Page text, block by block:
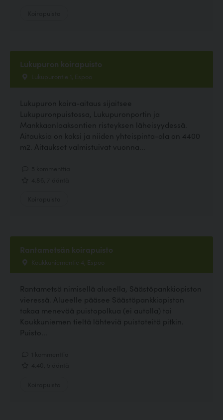
Lukupuron koirapuisto
Lukupurontie 1, Espoo
Lukupuron koira-aitaus sijaitsee
Lukupuronpuistossa, Lukupuronportin ja
Mankkaanlaaksontien risteyksen läheisyydessä.
Aitauksia on kaksi ja niiden yhteispinta-ala on 4400
m2. Aitaukset valmistuivat vuonna...
Rantametsän koirapuisto
Koukkuniementie 4, Espoo
Rantametsä nimisellä alueella, Säästöpankkiopiston
vieressä. Alueelle pääsee Säästöpankkiopiston
takaa menevää puistopolkua (ei autolla) tai
Koukkuniemen tieltä lähteviä puistoteitä pitkin.
Puisto...